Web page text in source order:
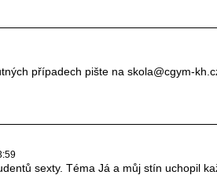
případech pište na skola@cgym-
sexty. Téma Já a můj stín uchopil